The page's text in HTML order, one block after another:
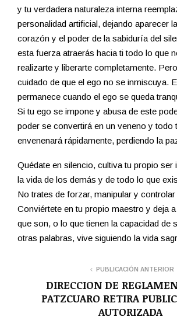
y tu verdadera naturaleza interna
personalidad artificial, dejando aparecer
corazón y el poder de la sabiduría del
esta fuerza atraerás hacia ti todo lo que
realizarte y liberarte completamente.
cuidado de que el ego no se inmiscuya.
permanece cuando el ego se queda
Si tu ego se impone y abusa de este
poder se convertirá en un veneno y todo
envenenará rápidamente, perdiendo la
Quédate en silencio, cultiva tu propio ser
la vida de los demás y de todo lo que
No trates de forzar, manipular y
Conviértete en tu propio maestro y deja
que son, o lo que tienen la capacidad de
otras palabras, vive siguiendo la vida
PUBLICACIÓN ANTERIOR
DIRECCION DE
PATZCUARO RETIRA
AUTORIZADA